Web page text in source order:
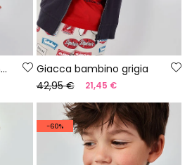
Giacca reversibile bambino
Giacca bambino grigia
42,95 €
21,45 €
-60%